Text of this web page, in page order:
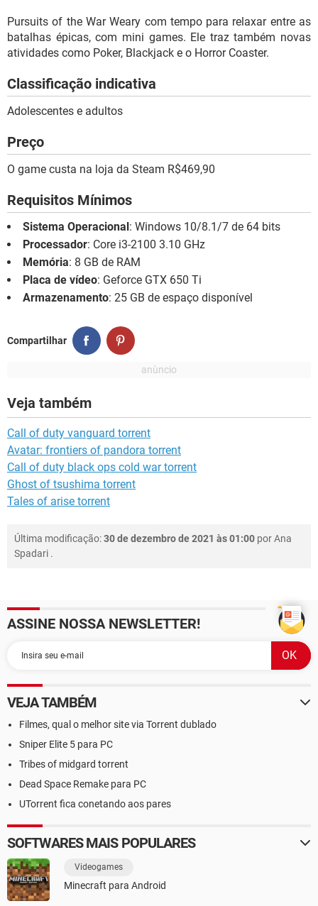
Pursuits of the War Weary com tempo para relaxar entre as
batalhas épicas, com mini games. Ele traz também novas
atividades como Poker, Blackjack e o Horror Coaster.
Classificação indicativa
Adolescentes e adultos
Preço
O game custa na loja da Steam R$469,90
Requisitos Mínimos
Sistema Operacional: Windows 10/8.1/7 de 64 bits
Processador: Core i3-2100 3.10 GHz
Memória: 8 GB de RAM
Placa de vídeo: Geforce GTX 650 Ti
Armazenamento: 25 GB de espaço disponível
Compartilhar
Veja também
Call of duty vanguard torrent
Avatar: frontiers of pandora torrent
Call of duty black ops cold war torrent
Ghost of tsushima torrent
Tales of arise torrent
Última modificação:30 de dezembro de 2021 às 01:00 porAna
Spadari .
ASSINE NOSSA NEWSLETTER!
VEJA TAMBÉM
Filmes, qual o melhor site via Torrent dublado
Sniper Elite 5 para PC
Tribes of midgard torrent
Dead Space Remake para PC
UTorrent fica conetando aos pares
SOFTWARES MAIS POPULARES
Videogames
Minecraft para Android